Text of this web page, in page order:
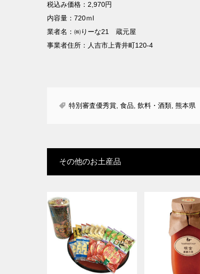
税込み価格：2,970円
内容量：720ｍl
業者名：㈱りーな21 蔵元屋
事業者住所：人吉市上青井町120-4
特別審査優秀賞 食品 飲料・酒類 熊本県
その他のお土産品